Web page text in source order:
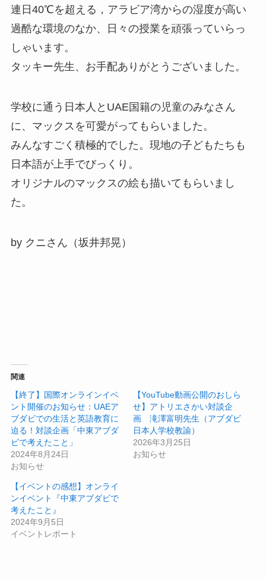
連日40℃を超える，アラビア湾からの湿度が高い
過酷な環境のなか、日々の授業を頑張っていらっ
しゃいます。
タッキー先生、お手配ありがとうございました。
学校に通う日本人とUAE国籍の児童のみなさん
に、マックスを可愛がってもらいました。
みんなすごく積極的でした。現地の子どもたちも
日本語が上手でびっくり。
オリジナルのマックスの絵も描いてもらいまし
た。
by クニさん（坂井邦晃）
関連
【終了】国際オンラインイベ
ント開催のお知らせ：UAEア
ブダビでの生活と英語教育に
迫る！対談企画「中東アブダ
ビで考えたこと」
2024年8月24日
お知らせ
【YouTube動画公開のおしら
せ】アトリエさかい対談企
画 滝澤富明先生（アブダビ
日本人学校教諭）
2026年3月25日
お知らせ
【イベントの感想】オンライ
ンイベント『中東アブダビで
考えたこと』
2024年9月5日
イベントレポート